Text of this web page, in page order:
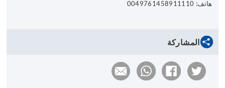
هاتف: 0049761458911110
المشاركة